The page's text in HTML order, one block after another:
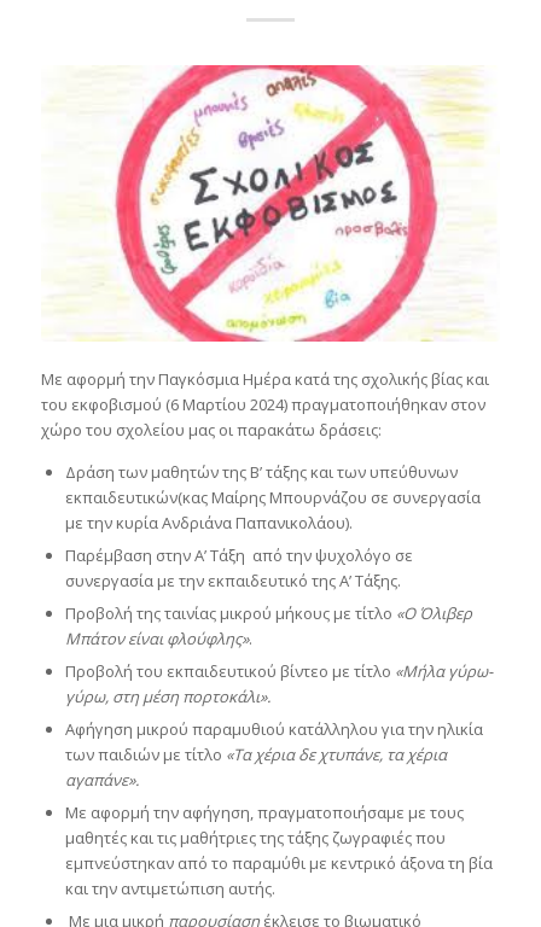
Με αφορμή την Παγκόσμια Ημέρα κατά της σχολικής βίας και
του εκφοβισμού (6 Μαρτίου 2024) πραγματοποιήθηκαν στον
χώρο του σχολείου μας οι παρακάτω δράσεις:
Δράση των μαθητών της Β’ τάξης και των υπεύθυνων
εκπαιδευτικών(κας Μαίρης Μπουρνάζου σε συνεργασία
με την κυρία Ανδριάνα Παπανικολάου).
Παρέμβαση στην Α’ Τάξη από την ψυχολόγο σε
συνεργασία με την εκπαιδευτικό της Α’ Τάξης.
Προβολή της ταινίας μικρού μήκους με τίτλο «Ο Όλιβερ
Μπάτον είναι φλούφλης».
Προβολή του εκπαιδευτικού βίντεο με τίτλο «Μήλα γύρω-
γύρω, στη μέση πορτοκάλι».
Αφήγηση μικρού παραμυθιού κατάλληλου για την ηλικία
των παιδιών με τίτλο «Τα χέρια δε χτυπάνε, τα χέρια
αγαπάνε».
Με αφορμή την αφήγηση, πραγματοποιήσαμε με τους
μαθητές και τις μαθήτριες της τάξης ζωγραφιές που
εμπνεύστηκαν από το παραμύθι με κεντρικό άξονα τη βία
και την αντιμετώπιση αυτής.
Με μια μικρή παρουσίασηέκλεισε το βιωματικό